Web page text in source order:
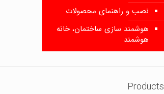
نصب و راهنمای محصولات
هوشمند سازی ساختمان، خانه
هوشمند
Products